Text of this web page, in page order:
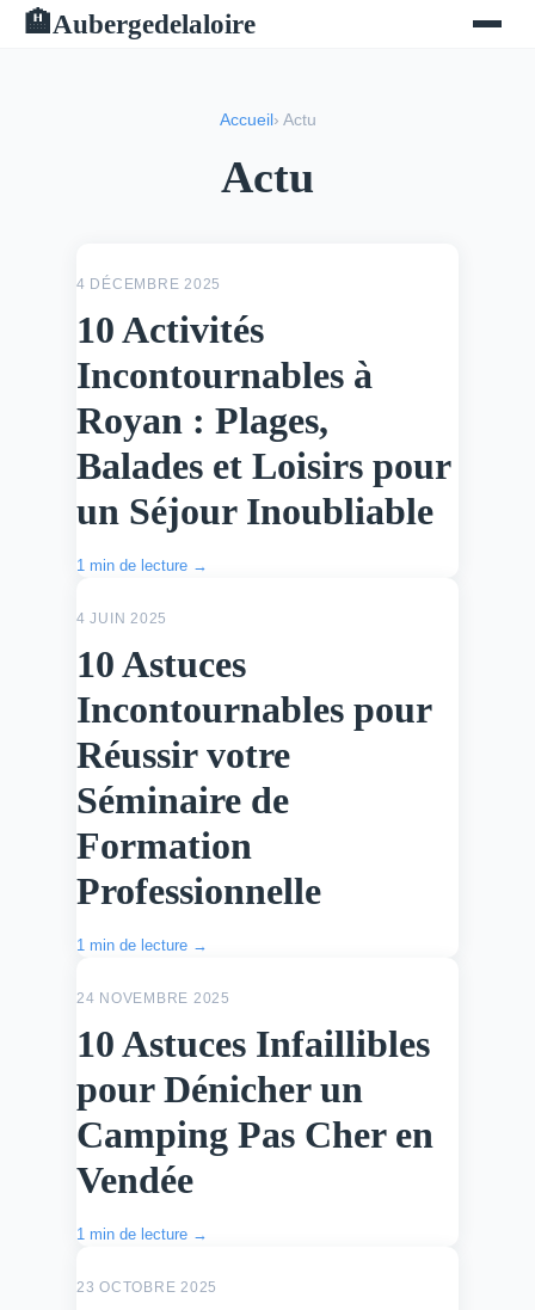
🏨Aubergedelaloire
Accueil › Actu
Actu
ACTU
4 DÉCEMBRE 2025
10 Activités
Incontournables à
Royan : Plages,
Balades et Loisirs pour
un Séjour Inoubliable
1 min de lecture →
4 JUIN 2025
10 Astuces
Incontournables pour
Réussir votre
Séminaire de
Formation
Professionnelle
1 min de lecture →
24 NOVEMBRE 2025
10 Astuces Infaillibles
pour Dénicher un
Camping Pas Cher en
Vendée
1 min de lecture →
23 OCTOBRE 2025